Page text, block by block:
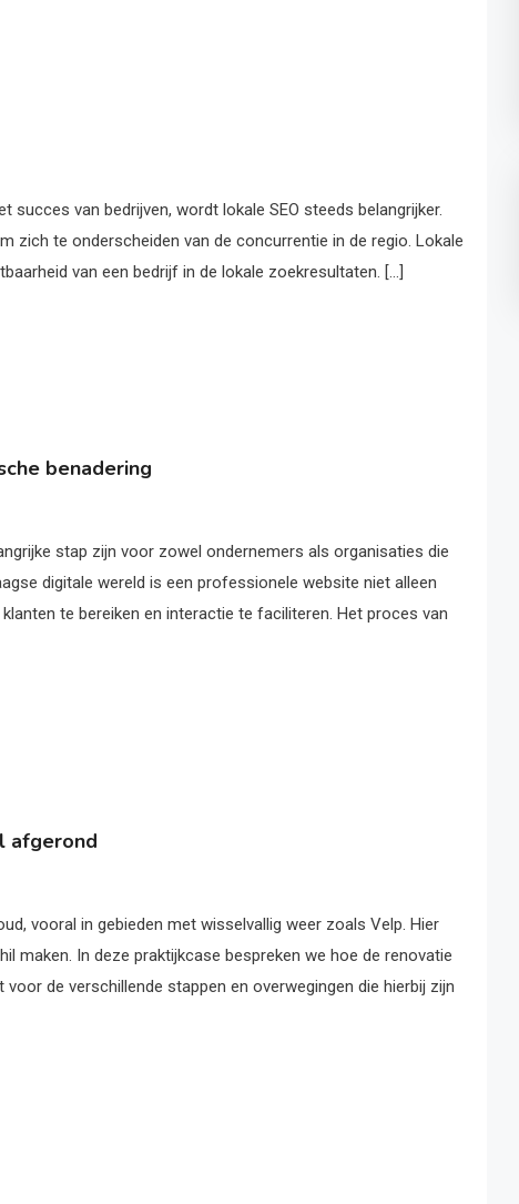
van bedrijven, wordt lokale SEO steeds belangrijker.
zich te onderscheiden van de concurrentie in de regio. Lokale
van een bedrijf in de lokale zoekresultaten. […]
benadering
stap zijn voor zowel ondernemers als organisaties die
digitale wereld is een professionele website niet alleen
te bereiken en interactie te faciliteren. Het proces van
afgerond
vooral in gebieden met wisselvallig weer zoals Velp. Hier
maken. In deze praktijkcase bespreken we hoe de renovatie
de verschillende stappen en overwegingen die hierbij zijn